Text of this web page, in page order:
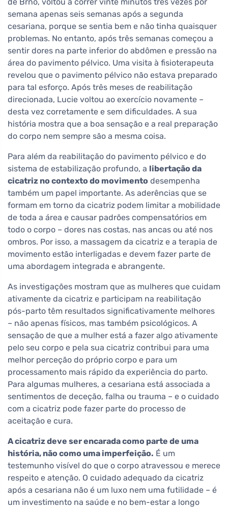
de Brno, voltou a correr vinte minutos três vezes por
semana apenas seis semanas após a segunda
cesariana, porque se sentia bem e não tinha quaisquer
problemas. No entanto, após três semanas começou a
sentir dores na parte inferior do abdômen e pressão na
área do pavimento pélvico. Uma visita à fisioterapeuta
revelou que o pavimento pélvico não estava preparado
para tal esforço. Após três meses de reabilitação
direcionada, Lucie voltou ao exercício novamente –
desta vez corretamente e sem dificuldades. A sua
história mostra que a boa sensação e a real preparação
do corpo nem sempre são a mesma coisa.
Para além da reabilitação do pavimento pélvico e do
sistema de estabilização profundo, a libertação da
cicatriz no contexto do movimento desempenha
também um papel importante. As aderências que se
formam em torno da cicatriz podem limitar a mobilidade
de toda a área e causar padrões compensatórios em
todo o corpo – dores nas costas, nas ancas ou até nos
ombros. Por isso, a massagem da cicatriz e a terapia de
movimento estão interligadas e devem fazer parte de
uma abordagem integrada e abrangente.
As investigações mostram que as mulheres que cuidam
ativamente da cicatriz e participam na reabilitação
pós-parto têm resultados significativamente melhores
– não apenas físicos, mas também psicológicos. A
sensação de que a mulher está a fazer algo ativamente
pelo seu corpo e pela sua cicatriz contribui para uma
melhor perceção do próprio corpo e para um
processamento mais rápido da experiência do parto.
Para algumas mulheres, a cesariana está associada a
sentimentos de deceção, falha ou trauma – e o cuidado
com a cicatriz pode fazer parte do processo de
aceitação e cura.
A cicatriz deve ser encarada como parte de uma
história, não como uma imperfeição. É um
testemunho visível do que o corpo atravessou e merece
respeito e atenção. O cuidado adequado da cicatriz
após a cesariana não é um luxo nem uma futilidade – é
um investimento na saúde e no bem-estar a longo